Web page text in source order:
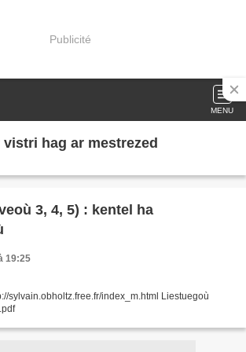
Publicité
MENU
hag ar mestrezed
3, 4, 5) : kentel ha
19:25
sylvain.obholtz.free.fr/index_m.html Liestuegoù